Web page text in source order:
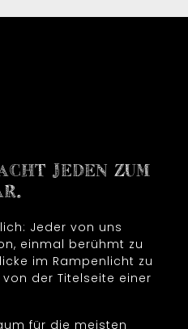
JEDEN ZUM
Jeder von uns
einmal berühmt zu
im Rampenlicht zu
der Titelseite einer
für die meisten